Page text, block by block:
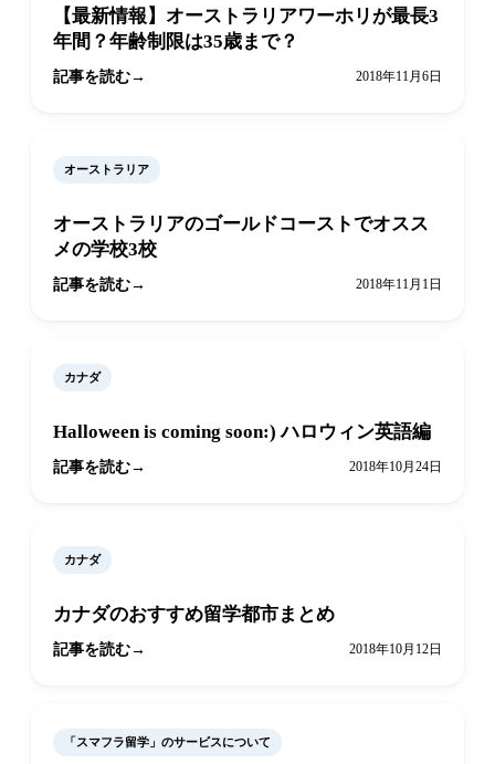
【最新情報】オーストラリアワーホリが最長3
年間？年齢制限は35歳まで？
記事を読む 2018年11月6日
オーストラリア
オーストラリアのゴールドコーストでオスス
メの学校3校
記事を読む 2018年11月1日
カナダ
Halloween is coming soon:) ハロウィン英語編
記事を読む 2018年10月24日
カナダ
カナダのおすすめ留学都市まとめ
記事を読む 2018年10月12日
「スマフラ留学」のサービスについて